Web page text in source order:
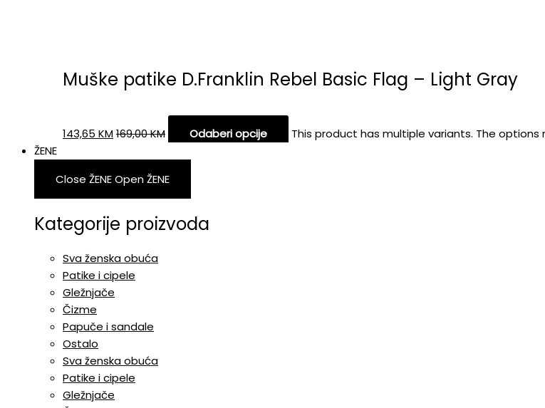
Muške patike D.Franklin Rebel Basic Flag – Light Gray
143,65 KM169,00KM Odaberi opcije
This product has multiple variants. The
ŽENE
Close ŽENEOpen ŽENE
Kategorije proizvoda
Sva ženska obuća
Patike i cipele
Gležnjače
Čizme
Papuče i sandale
Ostalo
Sva ženska obuća
Patike i cipele
Gležnjače